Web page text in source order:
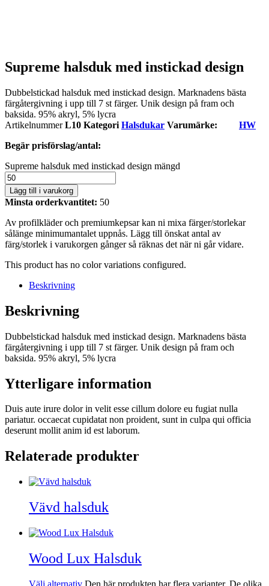
Supreme halsduk med instickad design
Dubbelstickad halsduk med instickad design. Marknadens bästa
färgåtergivning i upp till 7 st färger. Unik design på fram och
baksida. 95% akryl, 5% lycra
ArtikelnummerL10 Kategori Halsdukar Varumärke:
HW
Begär prisförslag/antal:
Supreme halsduk med instickad design mängd
Lägg till i varukorg
Minsta orderkvantitet: 50
Av profilkläder och premiumkepsar kan ni mixa färger/storlekar
sålänge minimumantalet uppnås. Lägg till önskat antal av
färg/storlek i varukorgen gånger så räknas det när ni går vidare.
This product has no color variations configured.
Beskrivning
Beskrivning
Dubbelstickad halsduk med instickad design. Marknadens bästa
färgåtergivning i upp till 7 st färger. Unik design på fram och
baksida. 95% akryl, 5% lycra
Ytterligare information
Duis aute irure dolor in velit esse cillum dolore eu fugiat nulla
pariatur. occaecat cupidatat non proident, sunt in culpa qui officia
deserunt mollit anim id est laborum.
Relaterade produkter
Vävd halsduk
Wood Lux Halsduk
Välj alternativ Den här produkten har flera varianter. De olika